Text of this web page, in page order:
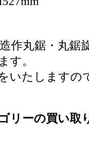
作丸鋸・丸鋸
す。
いたしますの
リーの買い取